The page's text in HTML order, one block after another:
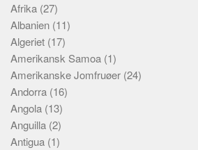
Tekstannoncer
Bannere
Hjælp
Afrika (27)
Albanien (11)
Algeriet (17)
Amerikansk Samoa (1)
Amerikanske Jomfruøer (24)
Andorra (16)
Angola (13)
Anguilla (2)
Antigua (1)